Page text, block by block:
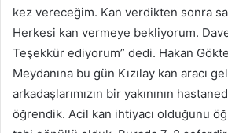
kez vereceğim. Kan verdikten sonra
Herkesi kan vermeye bekliyorum.
Teşekkür ediyorum” dedi. Hakan
Meydanına bu gün Kızılay kan aracı
arkadaşlarımızın bir yakınının
öğrendik. Acil kan ihtiyacı olduğunu